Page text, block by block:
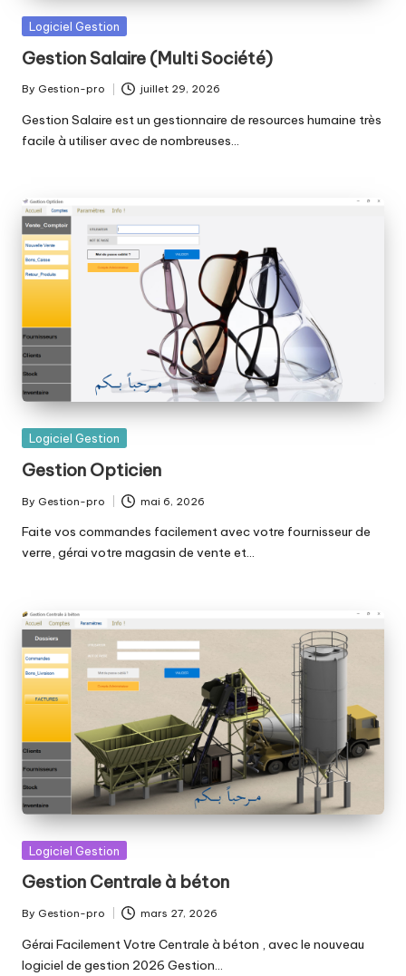
o
Posted
Logiciel Gestion
Gestion Salaire (Multi Société)
Posted
by
By Gestion-pro juillet 29, 2026
Gestion Salaire est un gestionnaire de resources humaine très
facile à utiliser avec de nombreuses…
Posted
Logiciel Gestion
Gestion Opticien
Posted
by
By Gestion-pro mai 6, 2026
Faite vos commandes facilement avec votre fournisseur de
verre, gérai votre magasin de vente et…
Posted
Logiciel Gestion
Gestion Centrale à béton
Posted
by
By Gestion-pro mars 27, 2026
Gérai Facilement Votre Centrale à béton , avec le nouveau
logiciel de gestion 2026 Gestion…